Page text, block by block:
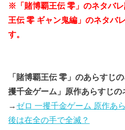
※「賭博覇王伝 零」のネタバ
王伝 零 ギャン鬼編」のネタバ
す。
「賭博覇王伝 零」のあらすじ
攫千金ゲーム」原作あらすじの
→ ゼロ 一攫千金ゲーム 原作あ
後は在全の手で全滅？